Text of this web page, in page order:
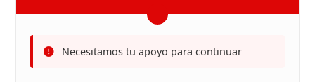
Necesitamos tu apoyo para continuar